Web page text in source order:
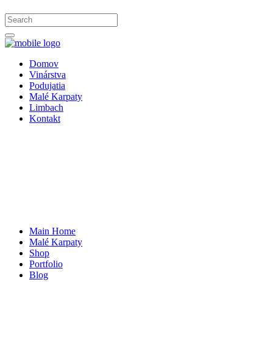
Domov
Vinárstva
Podujatia
Malé Karpaty
Limbach
Kontakt
Main Home
Malé Karpaty
Shop
Portfolio
Blog